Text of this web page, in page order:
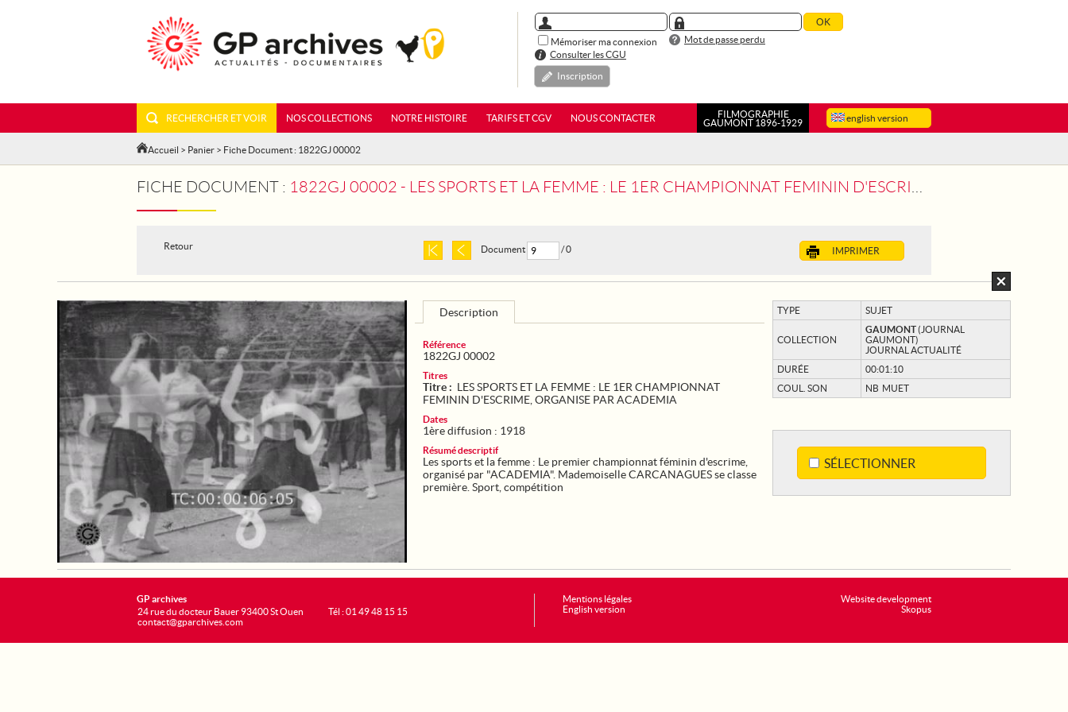
Mémoriser ma connexion
Mot de passe perdu
Consulter les CGU
Inscription
english version
RECHERCHER ET VOIR NOS COLLECTIONS NOTRE HISTOIRE TARIFS ET CGV NOUS CONTACTER
FILMOGRAPHIE
GAUMONT 1896-1929
Accueil > Panier > Fiche Document : 1822GJ 00002
FICHE DOCUMENT : 1822GJ 00002 - LES SPORTS ET LA FEMME : LE 1ER CHAMPIONNAT FEMININ D'ESCRIME, ORGANISE PAR ACADEMIA
Retour IMPRIMER
Document / 0
TYPE SUJET
COLLECTION
GAUMONT(JOURNAL
GAUMONT)
JOURNAL ACTUALITÉ
DURÉE
00:01:10
COUL. SON
NB MUET
SÉLECTIONNER
Description
Référence
1822GJ 00002
Titres
Titre : LES SPORTS ET LA FEMME : LE 1ER CHAMPIONNAT
FEMININ D'ESCRIME, ORGANISE PAR ACADEMIA
Dates
1ère diffusion : 1918
Résumé descriptif
Les sports et la femme : Le premier championnat féminin d'escrime,
organisé par "ACADEMIA". Mademoiselle CARCANAGUES se classe
première. Sport, compétition
Website development
Skopus
GP archives
24 rue du docteur Bauer 93400 St Ouen
contact@gparchives.com
Tél : 01 49 48 15 15
Mentions légales
English version